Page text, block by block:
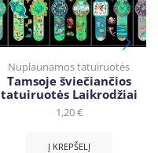
Nuplaunamos tatuiruotės
Tamsoje šviečiančios
tatuiruotės Laikrodžiai
1,20€
Į KREPŠELĮ